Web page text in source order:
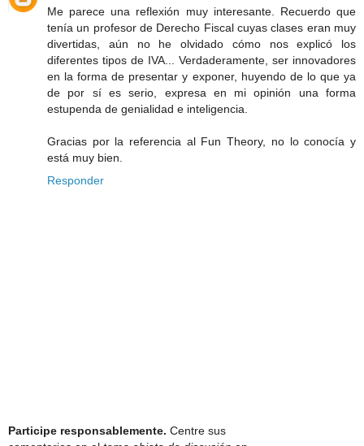
Me parece una reflexión muy interesante. Recuerdo que
tenía un profesor de Derecho Fiscal cuyas clases eran muy
divertidas, aún no he olvidado cómo nos explicó los
diferentes tipos de IVA... Verdaderamente, ser innovadores
en la forma de presentar y exponer, huyendo de lo que ya
de por sí es serio, expresa en mi opinión una forma
estupenda de genialidad e inteligencia.
Gracias por la referencia al Fun Theory, no lo conocía y
está muy bien.
Responder
Participe responsablemente. Centre sus